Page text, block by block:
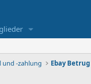
und -zahlung Ebay